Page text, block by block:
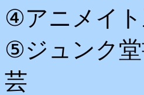
④アニメイ
⑤ジュンク
芸